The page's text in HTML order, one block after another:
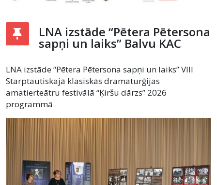
LNA izstāde “Pētera Pētersona
sapņi un laiks” Balvu KAC
LNA izstāde “Pētera Pētersona sapņi un laiks” VIII
Starptautiskajā klasiskās dramaturģijas
amatierteātru festivālā “Ķiršu dārzs” 2026
programmā